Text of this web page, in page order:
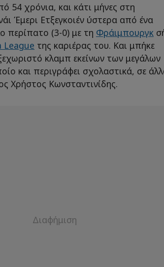
54 χρόνια, και κάτι μήνες στη
Έμερι Ετξεγκοιέν ύστερα από ένα
περίπατο (3-0) με τη Φράιμπουργκ
League της καριέρας του. Και μπήκε
κλαμπ εκείνων των μεγάλων
και περιγράφει σχολαστικά, σε
Χρήστος Κωνσταντινίδης.